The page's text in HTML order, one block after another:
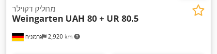
גרמניה 2,920 km
מחליק דקוילר
Weingarten UAH 80 + UR 80.5